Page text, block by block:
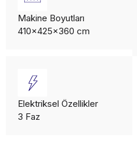
Makine Boyutları
410x425x360 cm
Elektriksel Özellikler
3 Faz